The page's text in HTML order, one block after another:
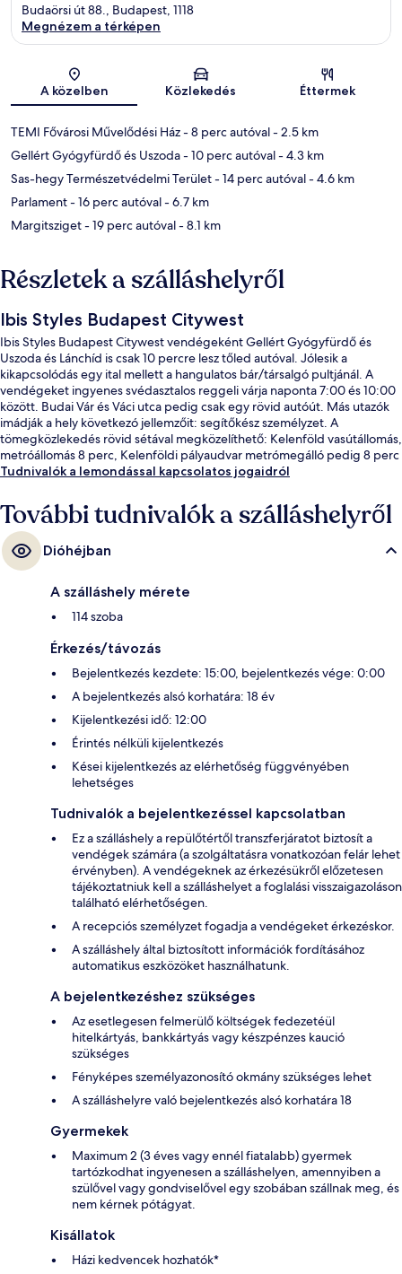
Térkép
Budaörsi út 88., Budapest, 1118
Megnézem a térképen
A közelben Közlekedés Éttermek
TEMI Fővárosi Művelődési Ház- 8 perc autóval- 2.5 km
Gellért Gyógyfürdő és Uszoda- 10 perc autóval- 4.3 km
Sas-hegy Természetvédelmi Terület- 14 perc autóval- 4.6 km
Parlament- 16 perc autóval- 6.7 km
Margitsziget- 19 perc autóval- 8.1 km
Részletek a szálláshelyről
Ibis Styles Budapest Citywest
Ibis Styles Budapest Citywest vendégeként Gellért Gyógyfürdő és
Uszoda és Lánchíd is csak 10 percre lesz tőled autóval. Jólesik a
kikapcsolódás egy ital mellett a hangulatos bár/társalgó pultjánál. A
vendégeket ingyenes svédasztalos reggeli várja naponta 7:00 és 10:00
között. Budai Vár és Váci utca pedig csak egy rövid autóút. Más utazók
imádják a hely következó jellemzőit: segítőkész személyzet. A
tömegközlekedés rövid sétával megközelíthető: Kelenföld vasútállomás,
metróállomás 8 perc, Kelenföldi pályaudvar metrómegálló pedig 8 perc
séta.
Tudnivalók a lemondással kapcsolatos jogaidról
További tudnivalók a szálláshelyről
Dióhéjban
A szálláshely mérete
114 szoba
Érkezés/távozás
Bejelentkezés kezdete: 15:00, bejelentkezés vége: 0:00
A bejelentkezés alsó korhatára: 18 év
Kijelentkezési idő: 12:00
Érintés nélküli kijelentkezés
Kései kijelentkezés az elérhetőség függvényében
lehetséges
Tudnivalók a bejelentkezéssel kapcsolatban
Ez a szálláshely a repülőtértől transzferjáratot biztosít a
vendégek számára (a szolgáltatásra vonatkozóan felár lehet
érvényben). A vendégeknek az érkezésükről előzetesen
tájékoztatniuk kell a szálláshelyet a foglalási visszaigazoláson
található elérhetőségen.
A recepciós személyzet fogadja a vendégeket érkezéskor.
A szálláshely által biztosított információk fordításához
automatikus eszközöket használhatunk.
A bejelentkezéshez szükséges
Az esetlegesen felmerülő költségek fedezetéül
hitelkártyás, bankkártyás vagy készpénzes kaució
szükséges
Fényképes személyazonosító okmány szükséges lehet
A szálláshelyre való bejelentkezés alsó korhatára 18
Gyermekek
Maximum 2 (3 éves vagy ennél fiatalabb) gyermek
tartózkodhat ingyenesen a szálláshelyen, amennyiben a
szülővel vagy gondviselővel egy szobában szállnak meg, és
nem kérnek pótágyat.
Kisállatok
Házi kedvencek hozhatók*